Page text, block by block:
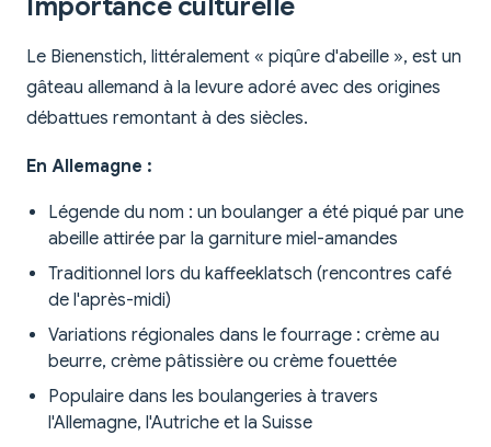
Importance culturelle
Le Bienenstich, littéralement « piqûre d'abeille », est un
gâteau allemand à la levure adoré avec des origines
débattues remontant à des siècles.
En Allemagne :
Légende du nom : un boulanger a été piqué par une
abeille attirée par la garniture miel-amandes
Traditionnel lors du kaffeeklatsch (rencontres café
de l'après-midi)
Variations régionales dans le fourrage : crème au
beurre, crème pâtissière ou crème fouettée
Populaire dans les boulangeries à travers
l'Allemagne, l'Autriche et la Suisse